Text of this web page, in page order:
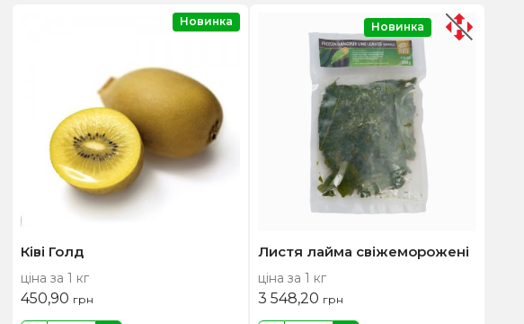
Ківі Голд
ціна за 1 кг
450,90 грн
Новинка
Листя лайма свіжеморожені
ціна за 1 кг
3 548,20 грн
Новинка